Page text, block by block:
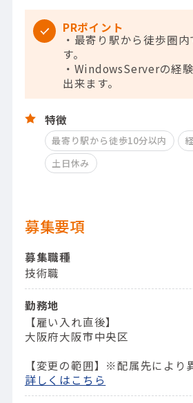
PRポイント
・最寄り駅から徒歩圏
す。
・WindowsServerの経
出来ます。
特徴
最寄り駅から徒歩10分以内
土日休み
募集要項
募集職種
技術職
勤務地
【雇い入れ直後】
大阪府大阪市中央区
【変更の範囲】※配属先により
詳しくはこちら